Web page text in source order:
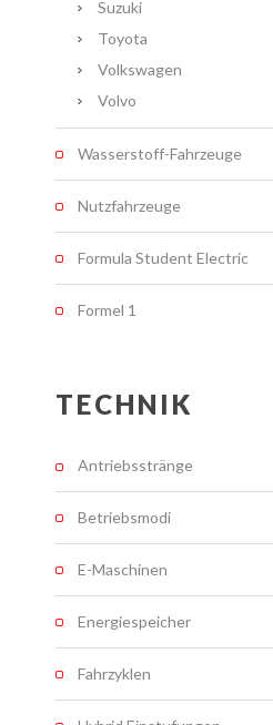
Suzuki
Toyota
Volkswagen
Volvo
Wasserstoff-Fahrzeuge
Nutzfahrzeuge
Formula Student Electric
Formel 1
TECHNIK
Antriebsstränge
Betriebsmodi
E-Maschinen
Energiespeicher
Fahrzyklen